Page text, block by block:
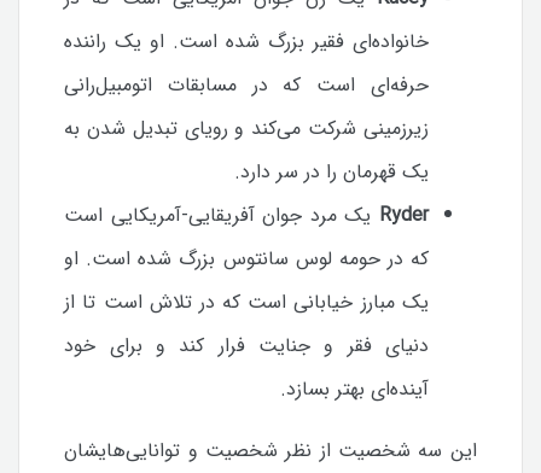
خانواده‌ای فقیر بزرگ شده است. او یک راننده
حرفه‌ای است که در مسابقات اتومبیل‌رانی
زیرزمینی شرکت می‌کند و رویای تبدیل شدن به
یک قهرمان را در سر دارد.
Ryder یک مرد جوان آفریقایی-آمریکایی است
که در حومه لوس سانتوس بزرگ شده است. او
یک مبارز خیابانی است که در تلاش است تا از
دنیای فقر و جنایت فرار کند و برای خود
آینده‌ای بهتر بسازد.
این سه شخصیت از نظر شخصیت و توانایی‌هایشان